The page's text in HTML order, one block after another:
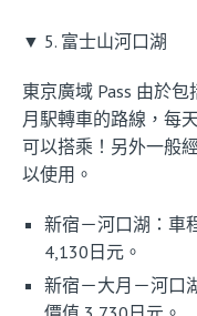
▼ 5. 富士山河口湖
東京廣域 Pass 由於
月駅轉車的路線，每
可以搭乘！另外一般
以使用。
新宿－河口湖：車
4,130日元。
新宿－大月－河口